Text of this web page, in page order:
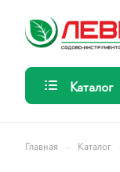
Каталог
Главная – Каталог